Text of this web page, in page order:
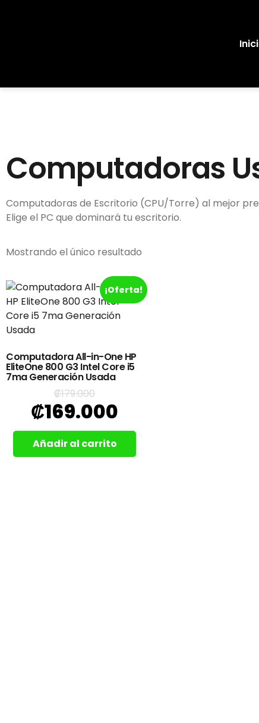
Computadoras
Computadoras de Escritorio (CPU/Torre) al mejor
Elige el PC que dominará tu escritorio.
Mostrando el único resultado
¡Oferta!
Computadora All-in-One HP
EliteOne 800 G3 Intel Core i5
7ma Generación Usada
₡179.000
₡169.000
Añadir al carrito